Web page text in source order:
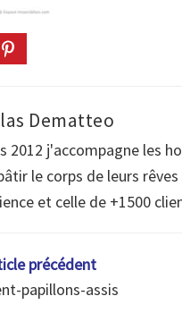
Dematteo
2012 j'accompagne les
le corps de leurs
et celle de +1500
précédent
papillons-assis